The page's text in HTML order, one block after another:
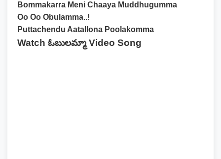
Bommakarra Meni Chaaya Muddhugumma
Oo Oo Obulamma..!
Puttachendu Aatallona Poolakomma
Watch ఓబులమ్మా Video Song